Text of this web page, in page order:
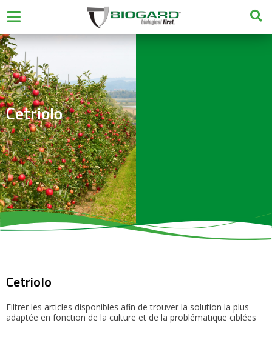
Cetriolo
Cetriolo
Filtrer les articles disponibles afin de trouver la solution la plus
adaptée en fonction de la culture et de la problématique ciblées